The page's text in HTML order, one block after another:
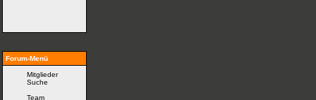
Forum-Menü
Mitglieder
Suche
Team